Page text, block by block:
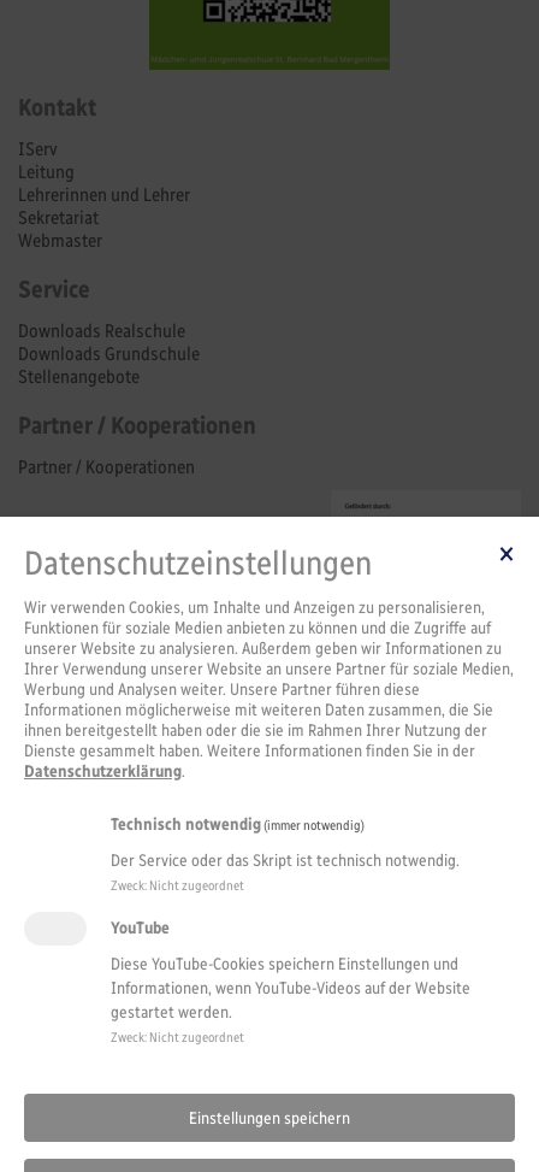
Kontakt
IServ
Leitung
Lehrerinnen und Lehrer
Sekretariat
Webmaster
Service
Downloads Realschule
Downloads Grundschule
Stellenangebote
Partner / Kooperationen
Partner / Kooperationen
Datenschutzeinstellungen
Wir verwenden Cookies, um Inhalte und Anzeigen zu personalisieren,
Funktionen für soziale Medien anbieten zu können und die Zugriffe auf
unserer Website zu analysieren. Außerdem geben wir Informationen zu
Ihrer Verwendung unserer Website an unsere Partner für soziale Medien,
Werbung und Analysen weiter. Unsere Partner führen diese
Informationen möglicherweise mit weiteren Daten zusammen, die Sie
ihnen bereitgestellt haben oder die sie im Rahmen Ihrer Nutzung der
Dienste gesammelt haben. Weitere Informationen finden Sie in der
Datenschutzerklärung.
Technisch notwendig(immer notwendig)
Der Service oder das Skript ist technisch notwendig.
Zweck: Nicht zugeordnet
YouTube
Diese YouTube-Cookies speichern Einstellungen und
Informationen, wenn YouTube-Videos auf der Website
gestartet werden.
Zweck: Nicht zugeordnet
Einstellungen speichern